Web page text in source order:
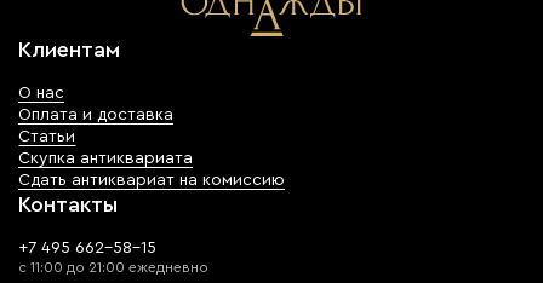
Клиентам
О нас
Оплата и доставка
Статьи
Скупка антиквариата
Сдать антиквариат на комиссию
Контакты
+7 495 662-58-15
с 11:00 до 21:00 ежедневно